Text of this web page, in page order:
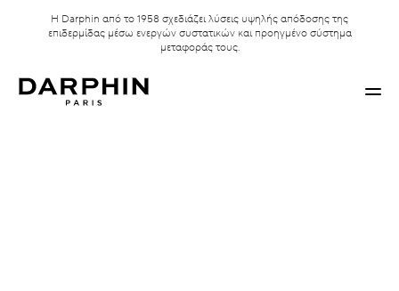
Η Darphin από το 1958 σχεδιάζει λύσεις υψηλής απόδοσης της
επιδερμίδας μέσω ενεργών συστατικών και προηγμένο σύστημα
μεταφοράς τους.